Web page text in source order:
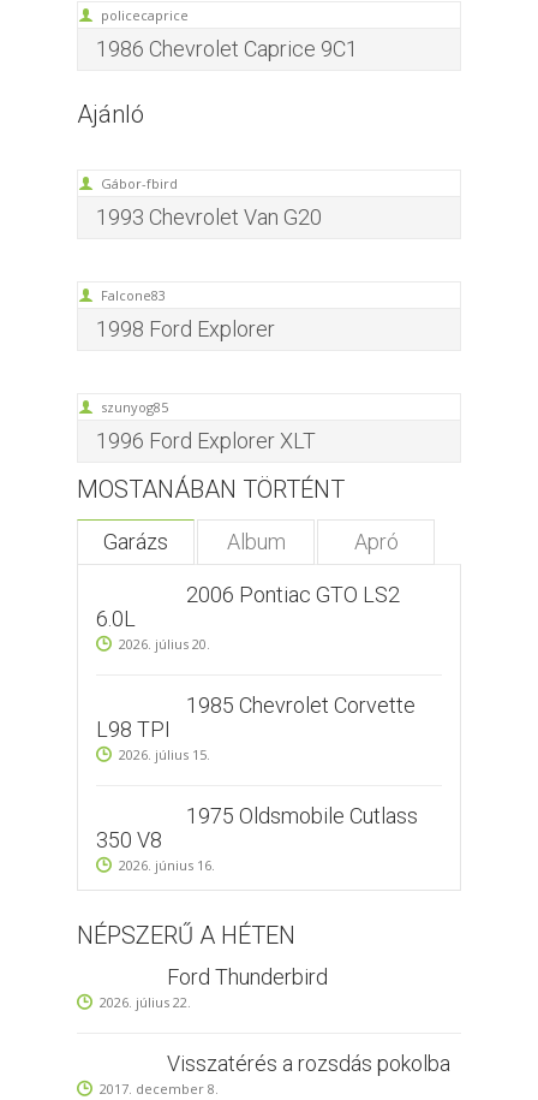
policecaprice
1986 Chevrolet Caprice 9C1
Ajánló
Gábor-fbird
1993 Chevrolet Van G20
Falcone83
1998 Ford Explorer
szunyog85
1996 Ford Explorer XLT
MOSTANÁBAN TÖRTÉNT
Garázs Album Apró
2006 Pontiac GTO LS2
6.0L
2026. július 20.
1985 Chevrolet Corvette
L98 TPI
2026. július 15.
1975 Oldsmobile Cutlass
350 V8
2026. június 16.
NÉPSZERŰ A HÉTEN
Ford Thunderbird
2026. július 22.
Visszatérés a rozsdás pokolba
2017. december 8.